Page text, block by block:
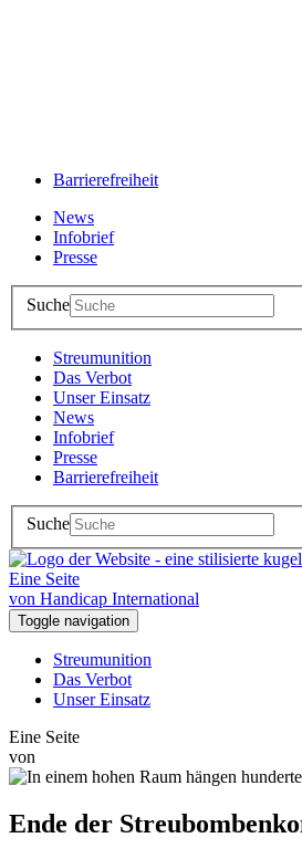
Barrierefreiheit
News
Infobrief
Presse
Suche
Streumunition
Das Verbot
Unser Einsatz
News
Infobrief
Presse
Barrierefreiheit
Suche
Eine Seite
von Handicap International
Toggle navigation
Streumunition
Das Verbot
Unser Einsatz
Eine Seite
von
Ende der